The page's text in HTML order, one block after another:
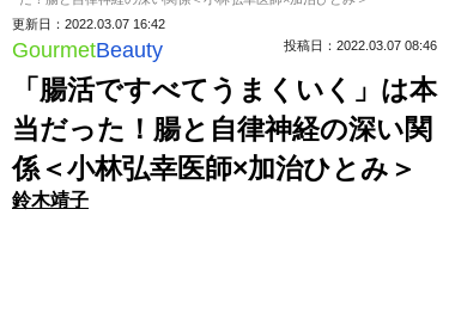
更新日：2022.03.07 16:42
GourmetBeauty 投稿日：2022.03.07 08:46
「腸活ですべてうまくいく」は本
当だった！腸と自律神経の深い関
係＜小林弘幸医師×加治ひとみ＞
鈴木靖子